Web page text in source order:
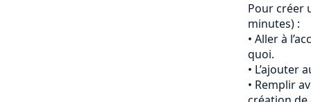
Pour créer
minutes) :
Aller à
quoi.
L’ajouter
Remplir